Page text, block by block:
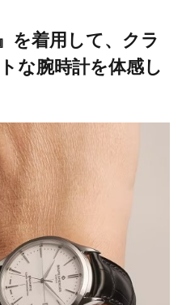
を着用して、クラ
な腕時計を体感し